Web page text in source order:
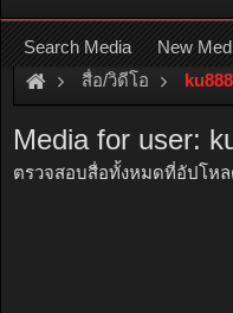
หรืออ่านราย
สื่อ/วิดีโอ
Media for user:
ตรวจสอบสื่อทั้งหมดที่อัปโหล
Search Media New